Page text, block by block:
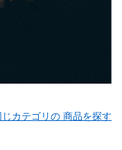
じカテゴリの 商品を探す